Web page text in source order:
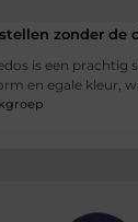
zonder de
is een prachtig
en egale kleur,